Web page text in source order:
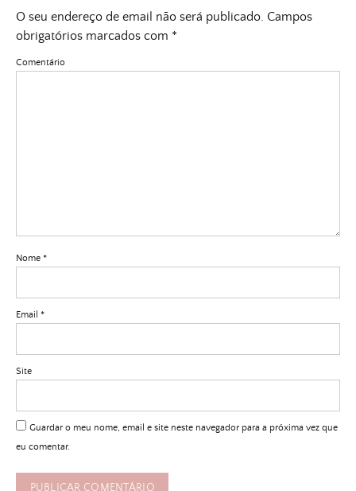
O seu endereço de email não será publicado. Campos
obrigatórios marcados com *
Comentário
Nome *
Email *
Site
Guardar o meu nome, email e site neste navegador para a próxima vez que
eu comentar.